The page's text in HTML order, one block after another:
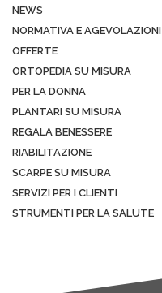
NEWS
NORMATIVA E AGEVOLAZIONI
OFFERTE
ORTOPEDIA SU MISURA
PER LA DONNA
PLANTARI SU MISURA
REGALA BENESSERE
RIABILITAZIONE
SCARPE SU MISURA
SERVIZI PER I CLIENTI
STRUMENTI PER LA SALUTE